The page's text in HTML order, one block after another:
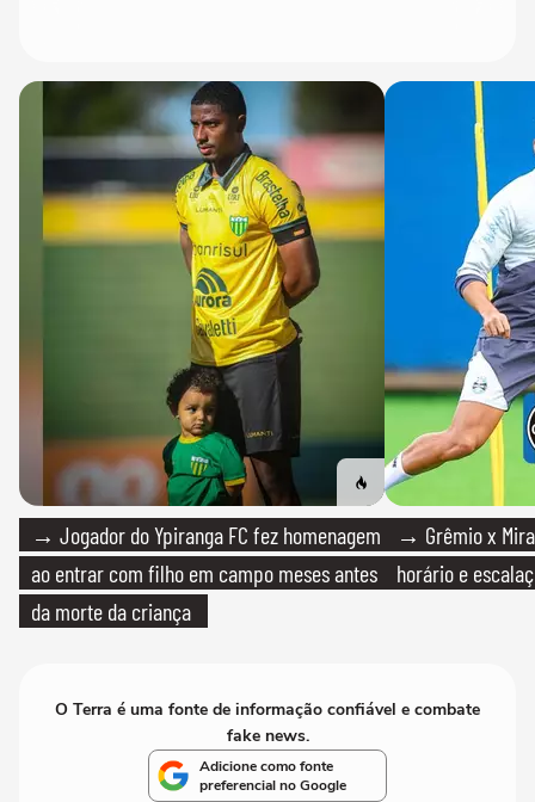
→ Jogador do Ypiranga FC fez homenagem
ao entrar com filho em campo meses antes
da morte da criança
→ Grêmio x
horário e
O Terra é uma fonte de informação confiável e combate
fake news.
Adicione como fonte
preferencial no Google